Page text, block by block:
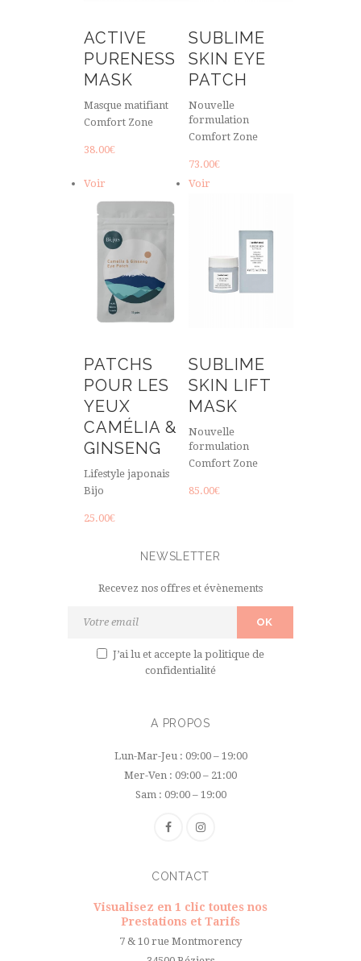
ACTIVE
PURENESS
MASK
Masque matifiant
Comfort Zone
38.00€
SUBLIME
SKIN EYE
PATCH
Nouvelle
formulation
Comfort Zone
73.00€
Voir
PATCHS
POUR LES
YEUX
CAMÉLIA &
GINSENG
Lifestyle japonais
Bijo
25.00€
Voir
SUBLIME
SKIN LIFT
MASK
Nouvelle
formulation
Comfort Zone
85.00€
NEWSLETTER
Recevez nos offres et évènements
J’ai lu et accepte la politique de
confidentialité
A PROPOS
Lun-Mar-Jeu : 09:00 – 19:00
Mer-Ven : 09:00 – 21:00
Sam : 09:00 – 19:00
CONTACT
Visualisez en 1 clic toutes nos
Prestations et Tarifs
7 & 10 rue Montmorency